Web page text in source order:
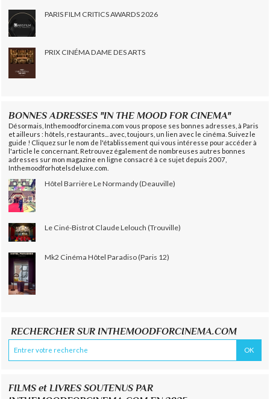
PARIS FILM CRITICS AWARDS 2026
PRIX CINÉMA DAME DES ARTS
BONNES ADRESSES "IN THE MOOD FOR CINEMA"
Désormais, Inthemoodforcinema.com vous propose ses bonnes adresses, à Paris
et ailleurs : hôtels, restaurants... avec, toujours, un lien avec le cinéma. Suivez le
guide ! Cliquez sur le nom de l'établissement qui vous intéresse pour accéder à
l'article le concernant. Retrouvez également de nombreuses autres bonnes
adresses sur mon magazine en ligne consacré à ce sujet depuis 2007,
Inthemoodforhotelsdeluxe.com.
Hôtel Barrière Le Normandy (Deauville)
Le Ciné-Bistrot Claude Lelouch (Trouville)
Mk2 Cinéma Hôtel Paradiso (Paris 12)
RECHERCHER SUR INTHEMOODFORCINEMA.COM
FILMS et LIVRES SOUTENUS PAR